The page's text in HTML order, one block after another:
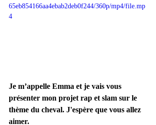
65eb854166aa4ebab2deb0f244/360p/mp4/file.mp
4
Je m’appelle Emma et je vais vous
présenter mon projet rap et slam sur le
thème du cheval. J'espère que vous allez
aimer.